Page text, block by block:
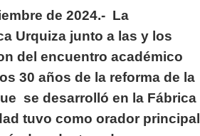
de 2024.- La
Urquiza junto a las y los
del encuentro académico
30 años de la reforma de la
se desarrolló en la Fábrica
tuvo como orador principal